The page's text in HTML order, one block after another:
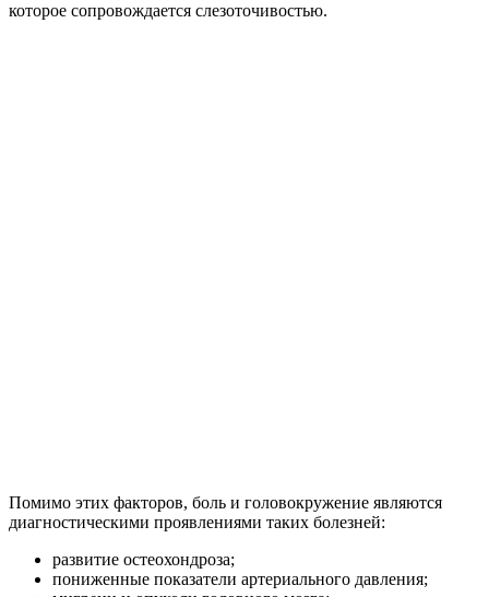
которое сопровождается слезоточивостью.
Помимо этих факторов, боль и головокружение являются
диагностическими проявлениями таких болезней:
развитие остеохондроза;
пониженные показатели артериального давления;